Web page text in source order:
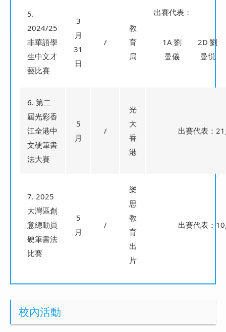
5.
2024/25
非華語學
生中文才
藝比賽
3
月
31
日
/
教
育
局
出賽代表：
1A 劉
曼儀
2D 劉
曼悦
6. 第二
屆光彩香
江全港中
文硬筆書
法大賽
5
月
/
光
大
香
港
出賽代表：
7. 2025
大灣區創
意總動員
硬筆書法
比賽
5
月
/
樂
思
教
育
出
片
出賽代表：
校內活動